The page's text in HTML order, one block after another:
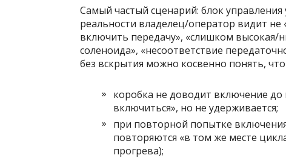
Самый частый сценарий: блок
реальности владелец/оператор видит
включить передачу», «слишком высокая/
соленоида», «несоответствие
без вскрытия можно косвенно понять,
коробка не доводит включение до
включиться», но не удерживается;
при повторной попытке
повторяются «в том же месте
прогрева);